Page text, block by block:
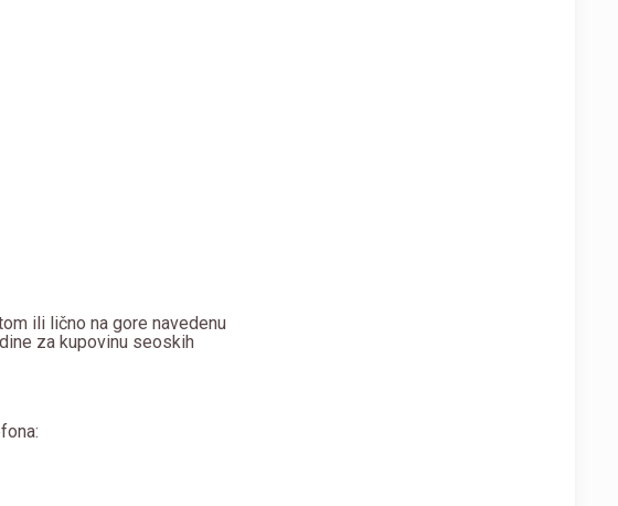
ili lično na gore navedenu
za kupovinu seoskih